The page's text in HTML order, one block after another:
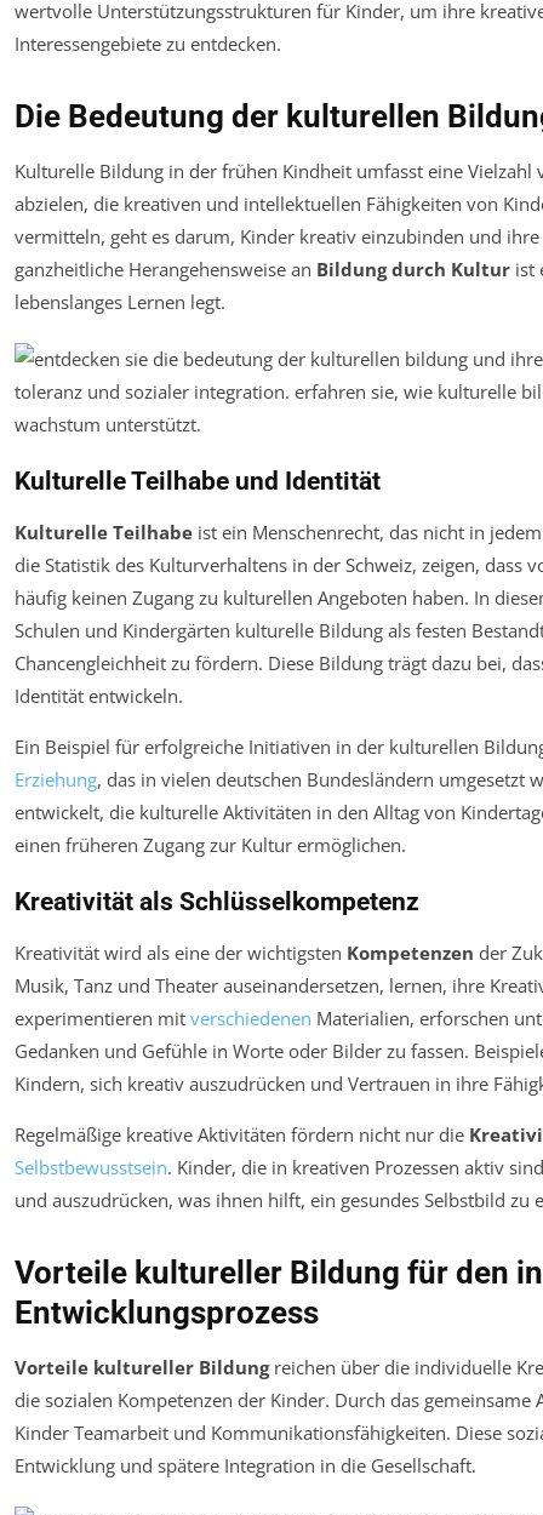
wertvolle Unterstützungsstrukturen für Kinder, um ihre
Interessengebiete zu entdecken.
Die Bedeutung der kulturellen
Kulturelle Bildung in der frühen Kindheit umfasst eine
abzielen, die kreativen und intellektuellen Fähigkeiten von
vermitteln, geht es darum, Kinder kreativ einzubinden und
ganzheitliche Herangehensweise an Bildung durch Kultur ist
lebenslanges Lernen legt.
Kulturelle Teilhabe und Identität
Kulturelle Teilhabe ist ein Menschenrecht, das nicht in
die Statistik des Kulturverhaltens in der Schweiz, zeigen, dass
häufig keinen Zugang zu kulturellen Angeboten haben. In
Schulen und Kindergärten kulturelle Bildung als festen
Chancengleichheit zu fördern. Diese Bildung trägt dazu bei,
Identität entwickeln.
Ein Beispiel für erfolgreiche Initiativen in der kulturellen
Erziehung, das in vielen deutschen Bundesländern umgesetzt
entwickelt, die kulturelle Aktivitäten in den Alltag von
einen früheren Zugang zur Kultur ermöglichen.
Kreativität als Schlüsselkompetenz
Kreativität wird als eine der wichtigsten Kompetenzen der
Musik, Tanz und Theater auseinandersetzen, lernen, ihre
experimentieren mit verschiedenen Materialien, erforschen
Gedanken und Gefühle in Worte oder Bilder zu fassen.
Kindern, sich kreativ auszudrücken und Vertrauen in ihre
Regelmäßige kreative Aktivitäten fördern nicht nur die
Selbstbewusstsein. Kinder, die in kreativen Prozessen aktiv
und auszudrücken, was ihnen hilft, ein gesundes Selbstbild zu
Vorteile kultureller Bildung für den
Entwicklungsprozess
Vorteile kultureller Bildungreichen über die individuelle
die sozialen Kompetenzen der Kinder. Durch das
Kinder Teamarbeit und Kommunikationsfähigkeiten. Diese
Entwicklung und spätere Integration in die Gesellschaft.